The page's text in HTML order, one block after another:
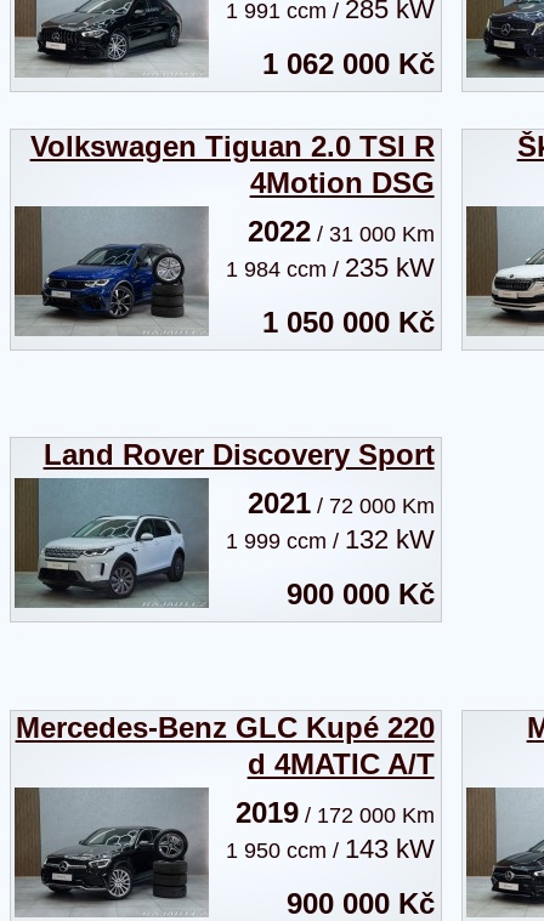
1 991 ccm / 285 kW
1 062 000 Kč
Volkswagen Tiguan 2.0 TSI R
4Motion DSG
2022/ 31 000 Km
1 984 ccm / 235 kW
1 050 000 Kč
Land Rover Discovery Sport
2021/ 72 000 Km
1 999 ccm / 132 kW
900 000 Kč
Mercedes-Benz GLC Kupé 220
d 4MATIC A/T
2019/ 172 000 Km
1 950 ccm / 143 kW
900 000 Kč